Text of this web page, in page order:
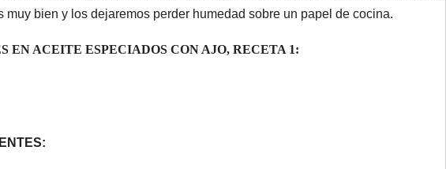
muy bien y los dejaremos perder humedad sobre un papel de cocina.
EN ACEITE ESPECIADOS CON AJO, RECETA 1: